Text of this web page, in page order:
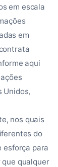
em escala
em
aqui
Unidos,
nos quais
do
esforça para
qualquer